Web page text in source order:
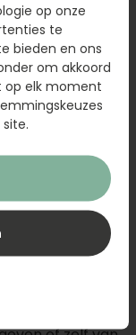
tekst
en
vormen
op onze
te
bieden en ons
om akkoord
op elk moment